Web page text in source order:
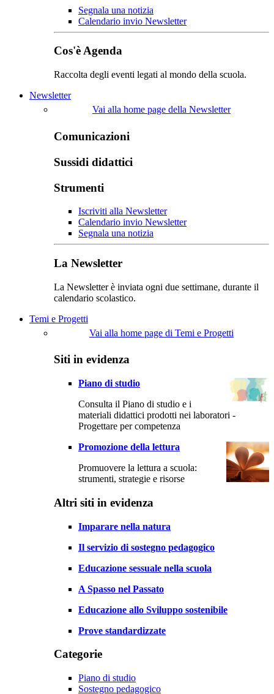
Segnala una notizia
Calendario invio Newsletter
Cos'è Agenda
Raccolta degli eventi legati al mondo della scuola.
Newsletter
Vai alla home page della Newsletter
Comunicazioni
Sussidi didattici
Strumenti
Iscriviti alla Newsletter
Calendario invio Newsletter
Segnala una notizia
La Newsletter
La Newsletter è inviata ogni due settimane, durante il
calendario scolastico.
Temi e Progetti
Vai alla home page di Temi e Progetti
Siti in evidenza
Piano di studio
Consulta il Piano di studio e i
materiali didattici prodotti nei laboratori -
Progettare per competenza
Promozione della lettura
Promuovere la lettura a scuola:
strumenti, strategie e risorse
Altri siti in evidenza
Imparare nella natura
Il servizio di sostegno pedagogico
Educazione sessuale nella scuola
A Spasso nel Passato
Educazione allo Sviluppo sostenibile
Prove standardizzate
Categorie
Piano di studio
Sostegno pedagogico